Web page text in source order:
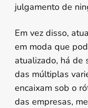
julgamento de
Em vez disso,
em moda que
atualizado, há de
das múltiplas
encaixam sob o
das empresas,